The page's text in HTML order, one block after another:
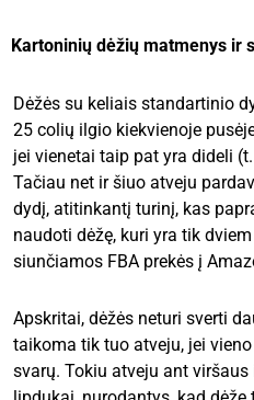
Kartoninių dėžių matmenys ir
Dėžės su keliais standartinio
25 colių ilgio kiekvienoje
jei vienetai taip pat yra dideli
Tačiau net ir šiuo atveju
dydį, atitinkantį turinį, kas
naudoti dėžę, kuri yra tik
siunčiamos FBA prekės į
Apskritai, dėžės neturi sverti
taikoma tik tuo atveju, jei
svarų. Tokiu atveju ant